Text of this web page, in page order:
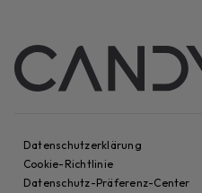
Datenschutzerklärung
Cookie-Richtlinie
Datenschutz-Präferenz-Center